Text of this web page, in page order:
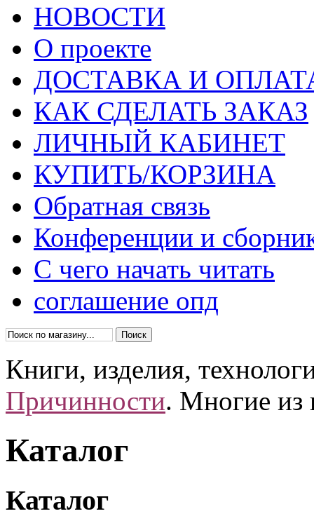
НОВОСТИ
О проекте
ДОСТАВКА И
КАК СДЕЛАТЬ ЗАКАЗ
ЛИЧНЫЙ КАБИНЕТ
КУПИТЬ/КОРЗИНА
Обратная связь
Конференции и
С чего начать читать
соглашение опд
Книги, изделия,
Причинности. Многие из
Каталог
Каталог